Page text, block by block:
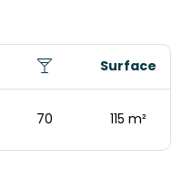
Surface
70 115 m²